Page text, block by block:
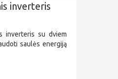
inverteris
inverteris su dviem
saulės energiją